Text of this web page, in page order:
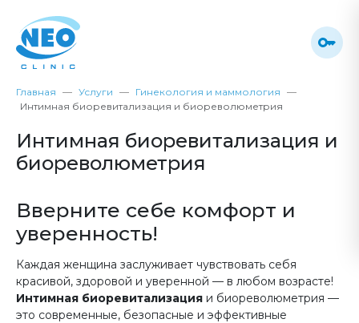
Главная Услуги
Гинекология и маммология
Интимная биоревитализация и биореволюметрия
Интимная биоревитализация и
биореволюметрия
Вверните себе комфорт и
уверенность!
Каждая женщина заслуживает чувствовать себя
красивой, здоровой и уверенной — в любом возрасте!
Интимная биоревитализация и биореволюметрия —
это современные, безопасные и эффективные